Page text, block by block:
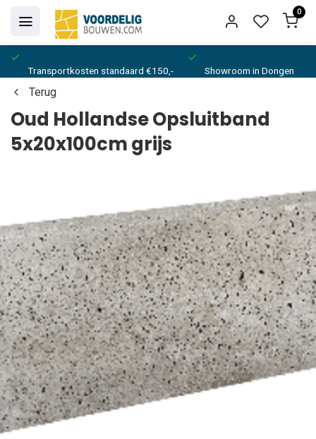
0
Transportkosten standaard €150,- Showroom in Dongen
Terug
Oud Hollandse Opsluitband
5x20x100cm grijs